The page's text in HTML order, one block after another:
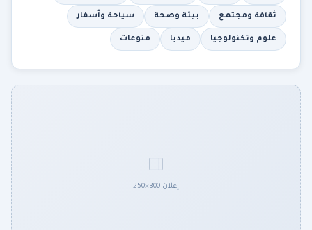
ثقافة ومجتمع بيئة وصحة سياحة وأسفار
علوم وتكنولوجيا ميديا منوعات
إعلان 300×250